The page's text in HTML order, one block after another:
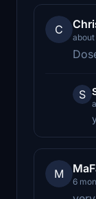
C
about
S
M
6